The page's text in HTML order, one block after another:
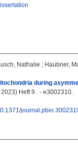
Nathalie ; Haubner,
during
Heft 9 . - e3002310.